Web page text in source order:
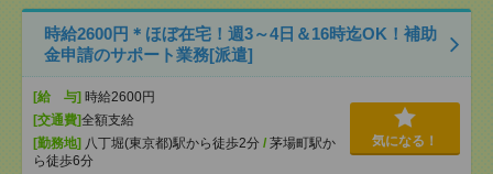
時給2600円＊ほぼ在宅！週3～4日＆16時迄OK！補助
金申請のサポート業務[派遣]
[給 与] 時給2600円
[交通費]全額支給
[勤務地] 八丁堀(東京都)駅から徒歩2分 / 茅場町駅か
ら徒歩6分
気になる！